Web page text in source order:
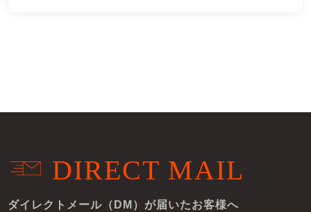
DIRECT MAIL
ダイレクトメール（DM）が届いたお客様へ